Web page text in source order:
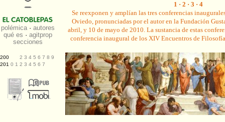
1 · 2 · 3 · 4
Se reexponen y amplían las tres conferencias
Oviedo, pronunciadas por el autor en la Fundación
abril, y 10 de mayo de 2010. La sustancia de estas
conferencia inaugural de los XIV Encuentros de